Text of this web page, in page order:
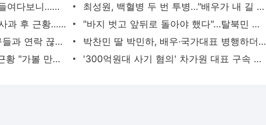
외국인 심판 성 접대 7경기 들여다보니…한국 축구 '5승 2무'
최성원, 백혈병 두 번 투병…"배우가 내 길 아닌가 싶었다"
홍서범♥조갑경, 아들 불륜 사과 후 근황…밝은 미소
"바지 벗고 앞뒤로 돌아야 했다"…탈북민 김서아, 기쁨조 검사 수치심 회상
전현무 "전 연인 집착에 친구들과 연락 끊어"
박찬민 딸 박민하, 배우·국가대표 병행하더니…여유로운 근황 공개
김지수, '여행사 대표' 변신 근황 "가볼 만하니…"
'300억원대 사기 혐의' 차가원 대표 구속 송치